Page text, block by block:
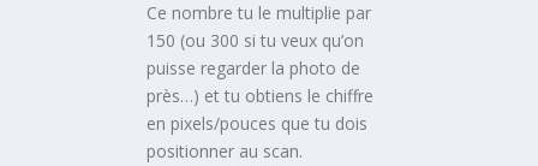
Ce nombre tu le multiplie par
150 (ou 300 si tu veux qu’on
puisse regarder la photo de
près…) et tu obtiens le chiffre
en pixels/pouces que tu dois
positionner au scan.